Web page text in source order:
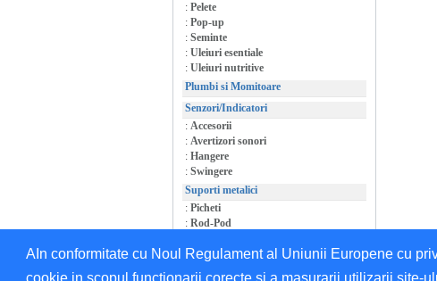
AIn conformitate cu Noul Regulament al Uniunii Europene cu
cookie in scopul functionarii corecte si a masurarii utilizarii site-
: Pelete
: Pop-up
: Seminte
: Uleiuri esentiale
: Uleiuri nutritive
Plumbi si Momitoare
Senzori/Indicatori
: Accesorii
: Avertizori sonori
: Hangere
: Swingere
Suporti metalici
: Picheti
: Rod-Pod